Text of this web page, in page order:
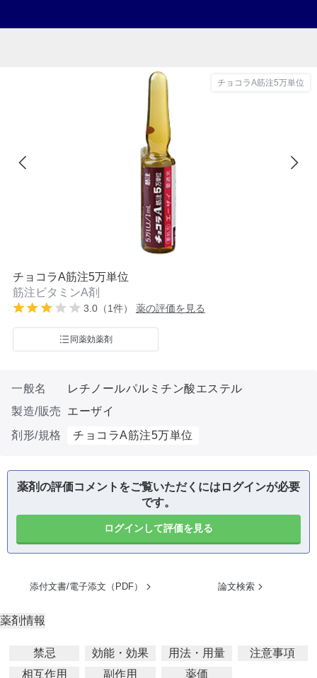
チョコラA筋注5万単位
チョコラA筋注5万単位
筋注ビタミンA剤
3.0（1件） 薬の評価を見る
同薬効薬剤
一般名
レチノールパルミチン酸エステル
製造/販売
エーザイ
剤形/規格
チョコラA筋注5万単位
薬剤の評価コメントをご覧いただくにはログインが必要
です。
ログインして評価を見る
添付文書/電子添文（PDF） 論文検索
薬剤情報
禁忌 効能・効果 用法・用量
注意事項
相互作用
副作用 薬価